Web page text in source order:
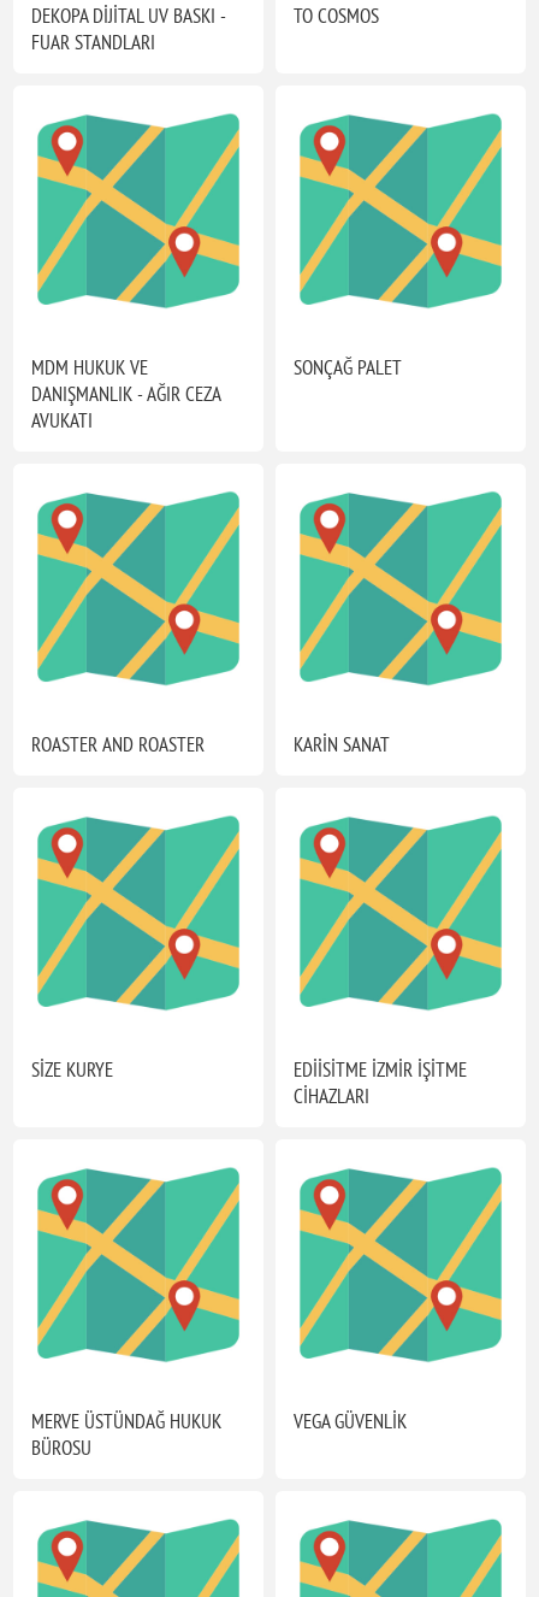
DEKOPA DİJİTAL UV BASKI -
FUAR STANDLARI
TO COSMOS
MDM HUKUK VE
DANIŞMANLIK - AĞIR CEZA
AVUKATI
SONÇAĞ PALET
ROASTER AND ROASTER KARİN SANAT
SİZE KURYE
EDİİSİTME İZMİR İŞİTME
CİHAZLARI
MERVE ÜSTÜNDAĞ HUKUK
BÜROSU
VEGA GÜVENLİK